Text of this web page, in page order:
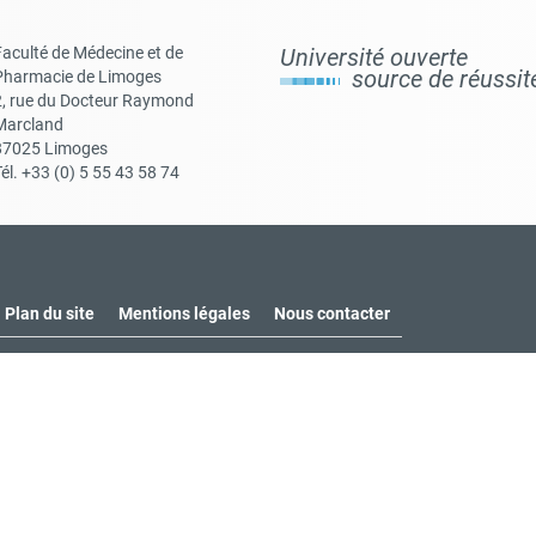
de Médecine et de
de Limoges
rue du Docteur Raymond
Limoges
+33 (0) 5 55 43 58 74
Université ouverte
source de
Plan du site Mentions légales Nous contacter